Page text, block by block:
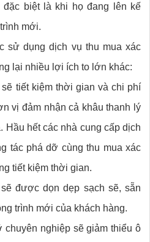
biệt là khi họ đang lên kế
mới.
sử dụng dịch vụ thu mua xác
lại nhiều lợi ích to lớn khác:
tiết kiệm thời gian và chi phí
vị đảm nhận cả khâu thanh lý
Hầu hết các nhà cung cấp dịch
tác phá dỡ cùng thu mua xác
tiết kiệm thời gian.
được dọn dẹp sạch sẽ, sẵn
trình mới của khách hàng.
nghiệp sẽ giảm thiểu ô